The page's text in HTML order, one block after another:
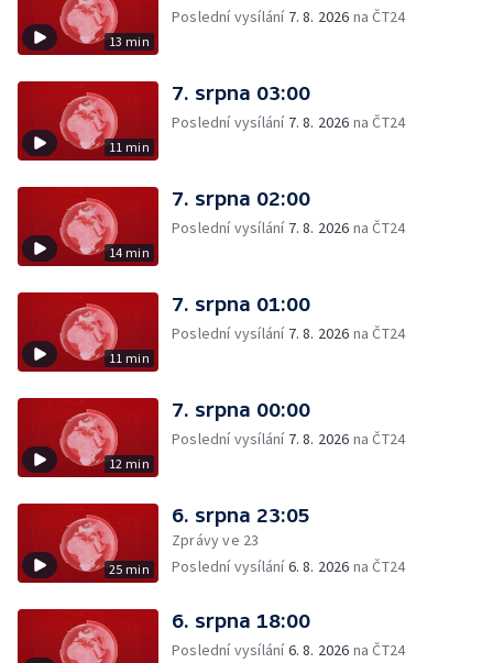
13 min
Poslední vysílání 7. 8. 2026 na ČT24
11 min
7. srpna 03:00
Poslední vysílání 7. 8. 2026 na ČT24
14 min
7. srpna 02:00
Poslední vysílání 7. 8. 2026 na ČT24
11 min
7. srpna 01:00
Poslední vysílání 7. 8. 2026 na ČT24
12 min
7. srpna 00:00
Poslední vysílání 7. 8. 2026 na ČT24
25 min
6. srpna 23:05
Zprávy ve 23
Poslední vysílání6. 8. 2026 na ČT24
6. srpna 18:00
Poslední vysílání6. 8. 2026 na ČT24